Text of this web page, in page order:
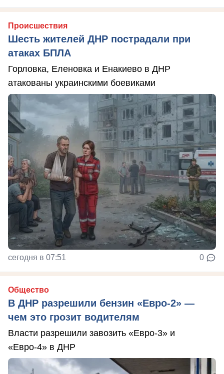
Происшествия
Шесть жителей ДНР пострадали при
атаках БПЛА
Горловка, Еленовка и Енакиево в ДНР
атакованы украинскими боевиками
сегодня в 07:51 0
Общество
В ДНР разрешили бензин «Евро-2» —
чем это грозит водителям
Власти разрешили завозить «Евро-3» и
«Евро-4» в ДНР